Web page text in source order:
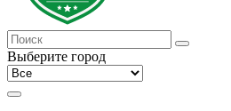
Выберите город